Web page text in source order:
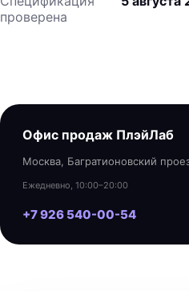
проверена
Офис продаж ПлэйЛаб
Москва, Багратионовский
Ежедневно, 10:00–20:00
+7 926 540-00-54